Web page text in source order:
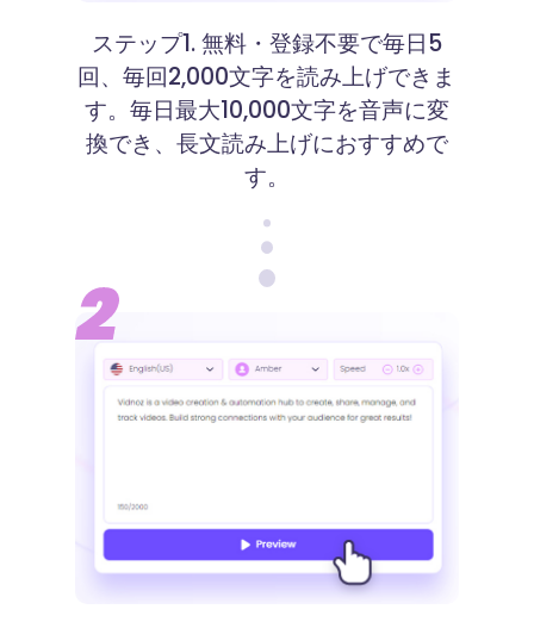
ステップ1. 無料・登録不要で毎日5
回、毎回2,000文字を読み上げできま
す。毎日最大10,000文字を音声に変
換でき、長文読み上げにおすすめで
す。